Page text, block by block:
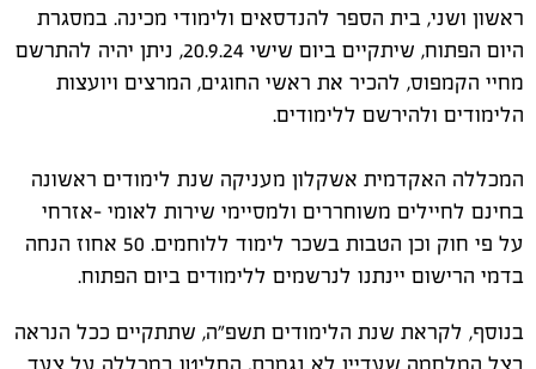
ראשון ושני, בית הספר להנדסאים ולימודי מכינה. במסגרת
היום הפתוח, שיתקיים ביום שישי 20.9.24, ניתן יהיה להתרשם
מחיי הקמפוס, להכיר את ראשי החוגים, המרצים ויועצות
הלימודים ולהירשם ללימודים.
המכללה האקדמית אשקלון מעניקה שנת לימודים ראשונה
בחינם לחיילים משוחררים ולמסיימי שירות לאומי -אזרחי
על פי חוק וכן הטבות בשכר לימוד ללוחמים. 50 אחוז הנחה
בדמי הרישום יינתנו לנרשמים ללימודים ביום הפתוח.
בנוסף, לקראת שנת הלימודים תשפ"ה, שתתקיים ככל הנראה